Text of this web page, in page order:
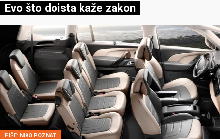
Evo što doista kaže zakon
PIŠE: NIKO POZNAT